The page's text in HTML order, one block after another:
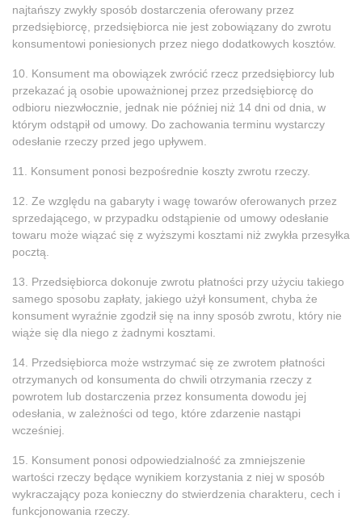
najtańszy zwykły sposób dostarczenia oferowany przez
przedsiębiorcę, przedsiębiorca nie jest zobowiązany do zwrotu
konsumentowi poniesionych przez niego dodatkowych kosztów.
10. Konsument ma obowiązek zwrócić rzecz przedsiębiorcy lub
przekazać ją osobie upoważnionej przez przedsiębiorcę do
odbioru niezwłocznie, jednak nie później niż 14 dni od dnia, w
którym odstąpił od umowy. Do zachowania terminu wystarczy
odesłanie rzeczy przed jego upływem.
11. Konsument ponosi bezpośrednie koszty zwrotu rzeczy.
12. Ze względu na gabaryty i wagę towarów oferowanych przez
sprzedającego, w przypadku odstąpienie od umowy odesłanie
towaru może wiązać się z wyższymi kosztami niż zwykła przesyłka
pocztą.
13. Przedsiębiorca dokonuje zwrotu płatności przy użyciu takiego
samego sposobu zapłaty, jakiego użył konsument, chyba że
konsument wyraźnie zgodził się na inny sposób zwrotu, który nie
wiąże się dla niego z żadnymi kosztami.
14. Przedsiębiorca może wstrzymać się ze zwrotem płatności
otrzymanych od konsumenta do chwili otrzymania rzeczy z
powrotem lub dostarczenia przez konsumenta dowodu jej
odesłania, w zależności od tego, które zdarzenie nastąpi
wcześniej.
15. Konsument ponosi odpowiedzialność za zmniejszenie
wartości rzeczy będące wynikiem korzystania z niej w sposób
wykraczający poza konieczny do stwierdzenia charakteru, cech i
funkcjonowania rzeczy.